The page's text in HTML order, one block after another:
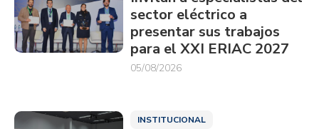
sector eléctrico a
presentar sus trabajos
para el XXI ERIAC 2027
05/08/2026
INSTITUCIONAL